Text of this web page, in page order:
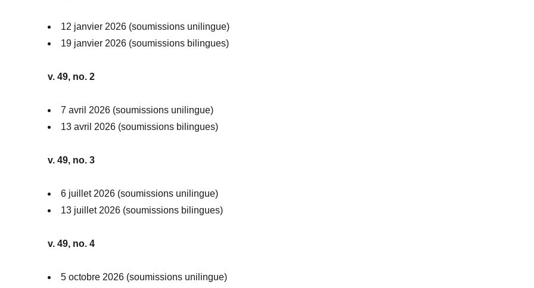
12 janvier 2026 (soumissions unilingue)
19 janvier 2026 (soumissions bilingues)
v. 49, no. 2
7 avril 2026 (soumissions unilingue)
13 avril 2026 (soumissions bilingues)
v. 49, no. 3
6 juillet 2026 (soumissions unilingue)
13 juillet 2026 (soumissions bilingues)
v. 49, no. 4
5 octobre 2026 (soumissions unilingue)